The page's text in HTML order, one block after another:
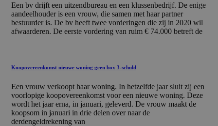
Een bv drijft een uitzendbureau en een klussenbedrijf. De enige
aandeelhouder is een vrouw, die samen met haar partner
bestuurder is. De bv heeft twee vorderingen die zij in 2020 wil
afwaarderen. De eerste vordering van ruim € 74.000 betreft de
Koopovereenkomst nieuwe woning geen box 3-schuld
Een vrouw verkoopt haar woning. In hetzelfde jaar sluit zij een
voorlopige koopovereenkomst voor een nieuwe woning. Deze
wordt het jaar erna, in januari, geleverd. De vrouw maakt de
koopsom in januari in drie delen over naar de
derdengeldrekening van